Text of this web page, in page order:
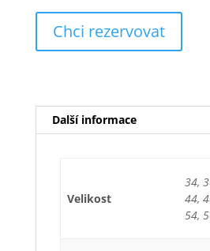
Chci rezervovat
Další informace
Velikost
34,
44,
54,